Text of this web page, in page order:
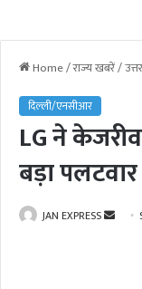
Home/राज्य खबरें/
दिल्ली/एनसीआर
LG ने
बड़ा पलटवार
JAN EXPRESS